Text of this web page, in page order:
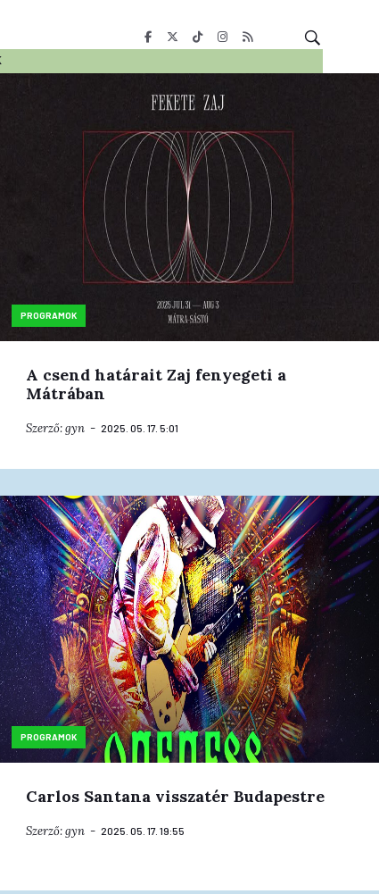
PROGRAMOK
A csend határait Zaj fenyegeti a
Mátrában
Szerző:gyn 2025. 05. 17. 5:01
PROGRAMOK
Carlos Santana visszatér Budapestre
Szerző:gyn 2025. 05. 17. 19:55